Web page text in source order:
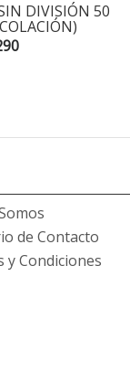
DIVISIÓN 50
de Contacto
y Condiciones